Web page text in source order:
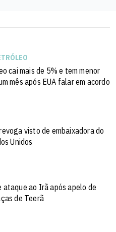
cai mais de 5% e tem menor
mês após EUA falar em acordo
visto de embaixadora do
Unidos
ataque ao Irã após apelo de
de Teerã